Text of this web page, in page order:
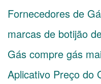
Fornecedores de
marcas de botijão
Gás compre gás
Aplicativo Preço do